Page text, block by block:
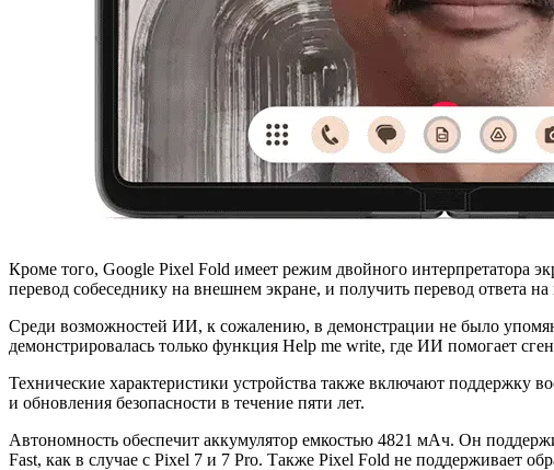
Кроме того, Google Pixel Fold имеет режим двойного интерпретатора
перевод собеседнику на внешнем экране, и получить перевод ответа
Среди возможностей ИИ, к сожалению, в демонстрации не было
демонстрировалась только функция Help me write, где ИИ помогает
Технические характеристики устройства также включают поддержку
и обновления безопасности в течение пяти лет.
Автономность обеспечит аккумулятор емкостью 4821 мАч. Он
Fast, как в случае с Pixel 7 и 7 Pro. Также Pixel Fold не поддерживает